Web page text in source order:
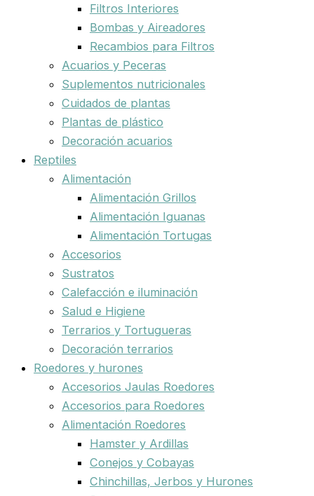
Filtros Interiores
Bombas y Aireadores
Recambios para Filtros
Acuarios y Peceras
Suplementos nutricionales
Cuidados de plantas
Plantas de plástico
Decoración acuarios
Reptiles
Alimentación
Alimentación Grillos
Alimentación Iguanas
Alimentación Tortugas
Accesorios
Sustratos
Calefacción e iluminación
Salud e Higiene
Terrarios y Tortugueras
Decoración terrarios
Roedores y hurones
Accesorios Jaulas Roedores
Accesorios para Roedores
Alimentación Roedores
Hamster y Ardillas
Conejos y Cobayas
Chinchillas, Jerbos y Hurones